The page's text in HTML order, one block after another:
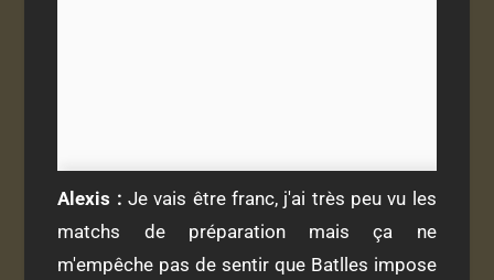
Alexis : Je vais être franc, j'ai très peu vu les
matchs de préparation mais ça ne
m'empêche pas de sentir que Batlles impose